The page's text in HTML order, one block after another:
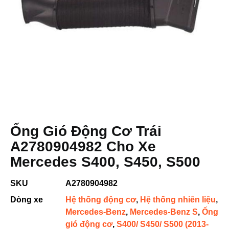
Ống Gió Động Cơ Trái
A2780904982 Cho Xe
Mercedes S400, S450, S500
SKU
A2780904982
Dòng xe
Hệ thống động cơ, Hệ thống nhiên liệu,
Mercedes-Benz, Mercedes-Benz S, Ống
gió động cơ, S400/ S450/ S500 (2013-